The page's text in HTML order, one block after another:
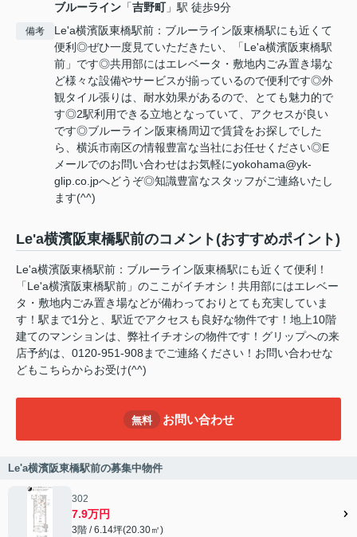
ブルーライン 「吉野町」駅 徒歩9分
備考
Le'a横濱阪東橋駅前：ブルーライン阪東橋駅にも近くて
便利◎ぜひ一度見ていただきたい、「Le'a横濱阪東橋駅
前」です◎共用部にはエレベータ・敷地内ごみ置き場な
ど様々な設備やサービスが揃っているので便利です◎外
観タイル張りは、耐水効果があるので、とても魅力的で
す◎2駅利用できる立地となっていて、アクセスが良い
です◎ブルーライン阪東橋周辺で賃貸をお探しでした
ら、横浜市南区の情報豊富な当社にお任せください◎E
メールでのお問い合わせはお気軽にyokohama@yk-
glip.co.jpへどうぞ◎知識豊富なスタッフがご連絡いたし
ます(^^)
Le'a横濱阪東橋駅前のコメント(おすすめポイント)
Le'a横濱阪東橋駅前：ブルーライン阪東橋駅にも近くて便利！
「Le'a横濱阪東橋駅前」のここがイチオシ！共用部にはエレベー
タ・敷地内ごみ置き場などが備わっておりとても充実していま
す！駅まで1分と、駅近でアクセスも良好な物件です！地上10階
建てのマンションは、弊社イチオシの物件です！グリップへの来
店予約は、0120-951-908までご連絡ください！お問い合わせな
どもこちらからお受け(^^)
無料 お問い合わせ
Le'a横濱阪東橋駅前の募集中物件
302
7.9万円
3階 / 6.14坪(20.30㎡)